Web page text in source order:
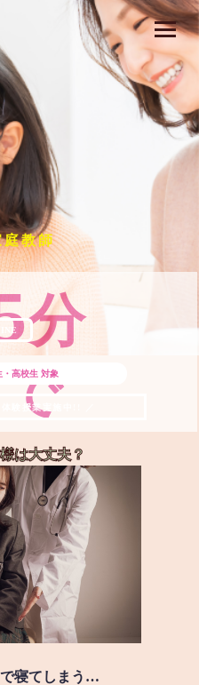
庭教師
分
・高校生 対象
験授業実施中!! ／
は大丈夫？
で寝てしまう…